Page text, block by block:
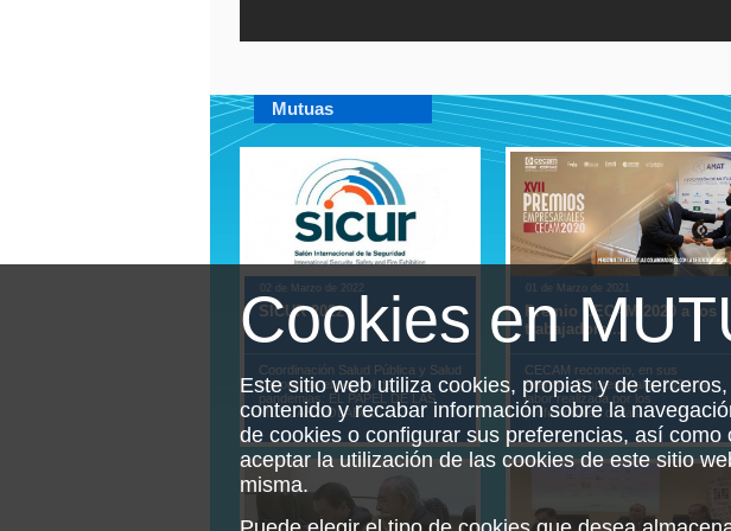
Mutuas
02 de Marzo de 2022
SICUR 2022
Coordinación Salud Pública y Salud
Laboral en el control de
pandemias: EL PAPEL DE LAS
MUTUAS COLABO...
01 de Marzo de 2021
Premio CECAM 2020 a los
trabajadore...
CECAM reconocio, en sus
Premios Empresariales 2020, la
labor realizada por los
profesionales de las ...
Cookies en
Este sitio web utiliza cookies, propias y de
contenido y recabar información sobre la
de cookies o configurar sus preferencias, así
aceptar la utilización de las cookies de este sitio
misma.